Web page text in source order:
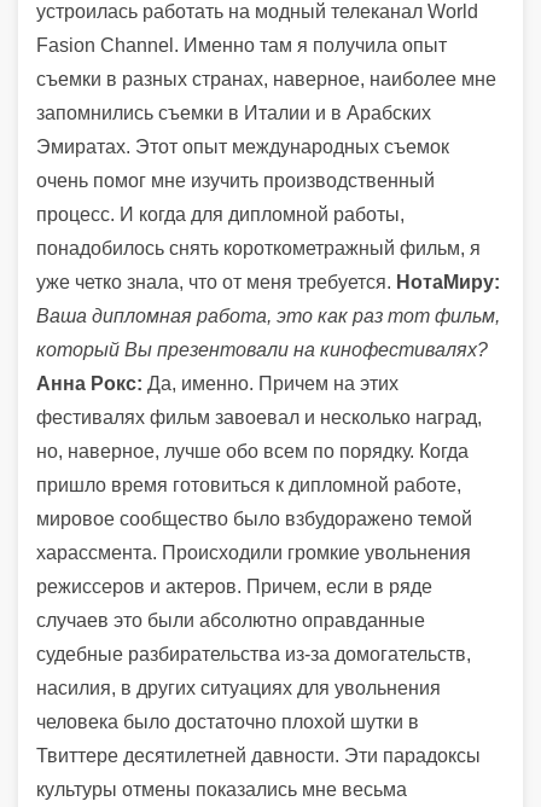
устроилась работать на модный телеканал World
Fasion Channel. Именно там я получила опыт
съемки в разных странах, наверное, наиболее мне
запомнились съемки в Италии и в Арабских
Эмиратах. Этот опыт международных съемок
очень помог мне изучить производственный
процесс. И когда для дипломной работы,
понадобилось снять короткометражный фильм, я
уже четко знала, что от меня требуется. НотаМиру:
Ваша дипломная работа, это как раз тот фильм,
который Вы презентовали на кинофестивалях?
Анна Рокс: Да, именно. Причем на этих
фестивалях фильм завоевал и несколько наград,
но, наверное, лучше обо всем по порядку. Когда
пришло время готовиться к дипломной работе,
мировое сообщество было взбудоражено темой
харассмента. Происходили громкие увольнения
режиссеров и актеров. Причем, если в ряде
случаев это были абсолютно оправданные
судебные разбирательства из-за домогательств,
насилия, в других ситуациях для увольнения
человека было достаточно плохой шутки в
Твиттере десятилетней давности. Эти парадоксы
культуры отмены показались мне весьма